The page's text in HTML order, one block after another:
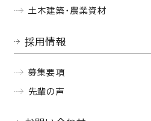
土木建築・農業資材
採用情報
募集要項
先輩の声